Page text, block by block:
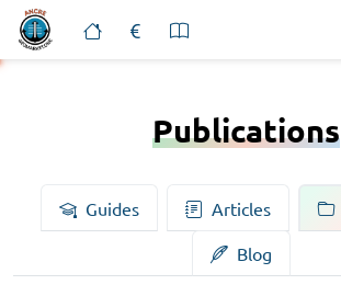
Publications
Guides Articles
Blog